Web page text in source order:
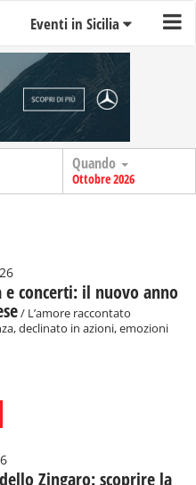
Eventi in Sicilia
Quando
Ottobre 2026
concerti: il nuovo anno
/ L’amore raccontato
declinato in azioni, emozioni
Zingaro: scoprire la